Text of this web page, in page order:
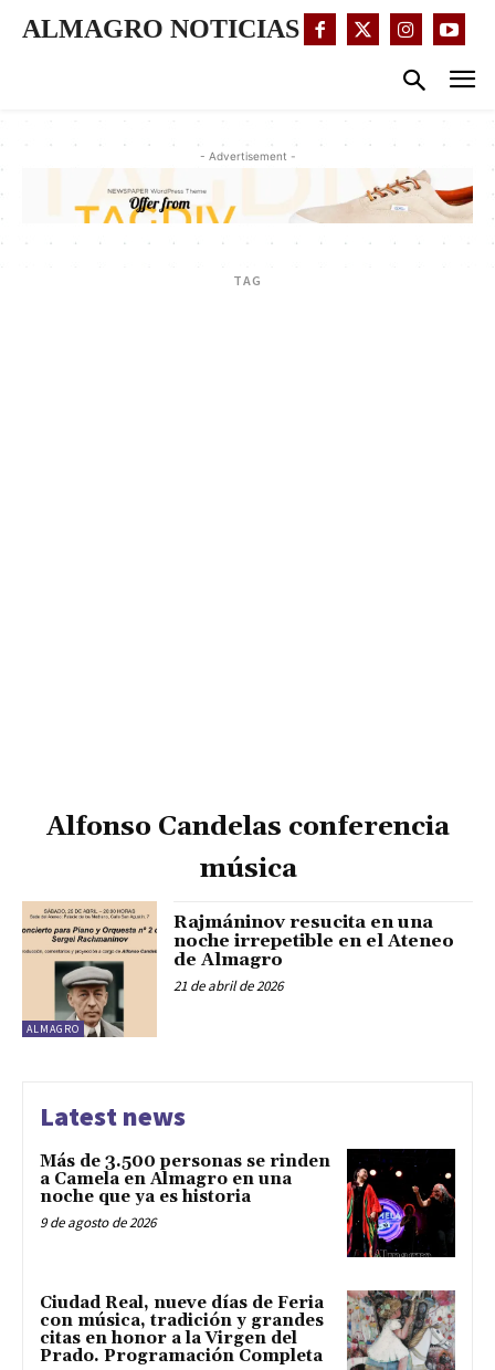
ALMAGRO NOTICIAS
- Advertisement -
TAG
Alfonso Candelas conferencia
música
ALMAGRO
Rajmáninov resucita en una
noche irrepetible en el Ateneo
de Almagro
21 de abril de 2026
Latest news
Más de 3.500 personas se rinden
a Camela en Almagro en una
noche que ya es historia
9 de agosto de 2026
Ciudad Real, nueve días de Feria
con música, tradición y grandes
citas en honor a la Virgen del
Prado. Programación Completa